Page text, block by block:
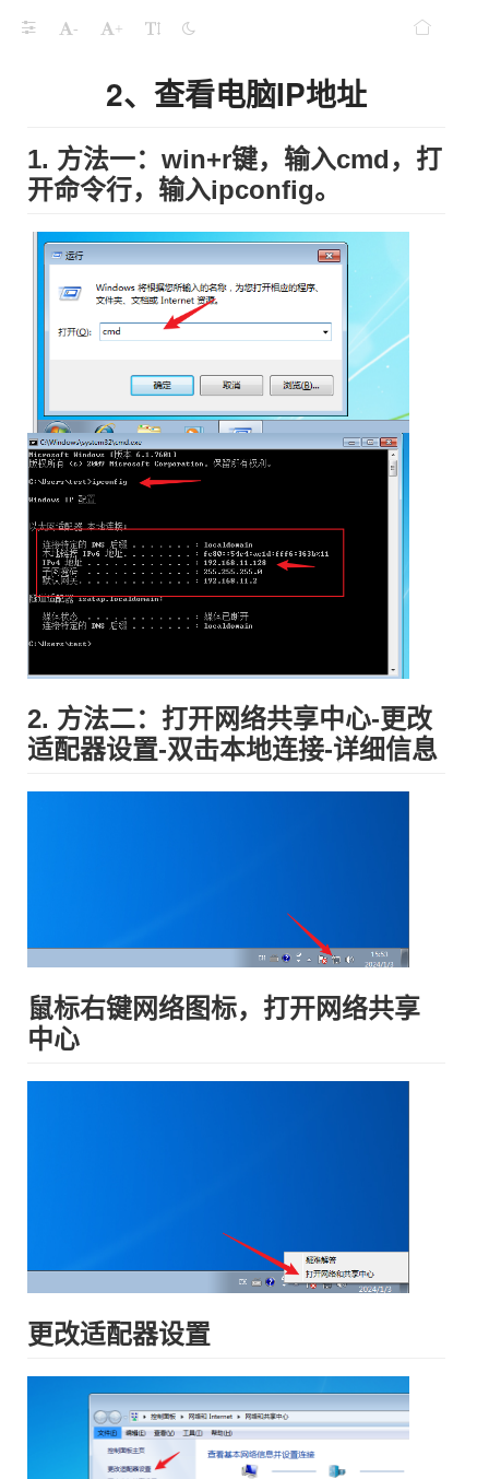
- +
2、查看电脑IP地址
1. 方法一：win+r键，输入cmd，打
开命令行，输入ipconfig。
2. 方法二：打开网络共享中心-更改
适配器设置-双击本地连接-详细信息
鼠标右键网络图标，打开网络共享
中心
更改适配器设置